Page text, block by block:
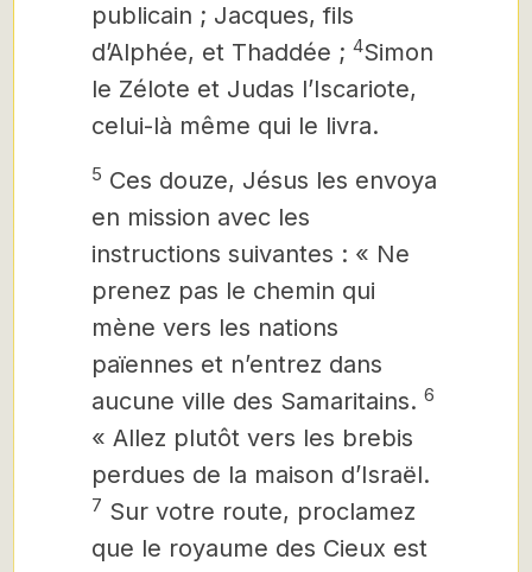
publicain ; Jacques, fils
d’Alphée, et Thaddée ; 4Simon
le Zélote et Judas l’Iscariote,
celui-là même qui le livra.
5 Ces douze, Jésus les envoya
en mission avec les
instructions suivantes : « Ne
prenez pas le chemin qui
mène vers les nations
païennes et n’entrez dans
aucune ville des Samaritains. 6
« Allez plutôt vers les brebis
perdues de la maison d’Israël.
7 Sur votre route, proclamez
que le royaume des Cieux est